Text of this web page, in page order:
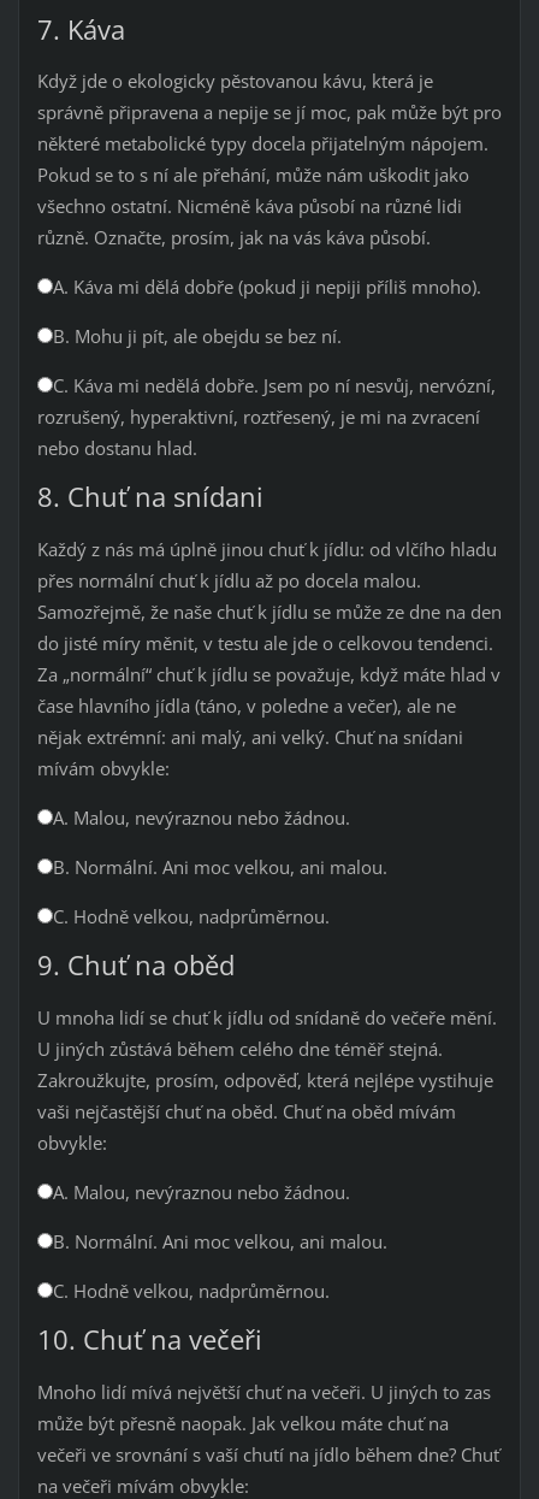
7. Káva
Když jde o ekologicky pěstovanou kávu, která je
správně připravena a nepije se jí moc, pak může být pro
některé metabolické typy docela přijatelným nápojem.
Pokud se to s ní ale přehání, může nám uškodit jako
všechno ostatní. Nicméně káva působí na různé lidi
různě. Označte, prosím, jak na vás káva působí.
A. Káva mi dělá dobře (pokud ji nepiji příliš mnoho).
B. Mohu ji pít, ale obejdu se bez ní.
C. Káva mi nedělá dobře. Jsem po ní nesvůj, nervózní,
rozrušený, hyperaktivní, roztřesený, je mi na zvracení
nebo dostanu hlad.
8. Chuť na snídani
Každý z nás má úplně jinou chuť k jídlu: od vlčího hladu
přes normální chuť k jídlu až po docela malou.
Samozřejmě, že naše chuť k jídlu se může ze dne na den
do jisté míry měnit, v testu ale jde o celkovou tendenci.
Za „normální“ chuť k jídlu se považuje, když máte hlad v
čase hlavního jídla (táno, v poledne a večer), ale ne
nějak extrémní: ani malý, ani velký. Chuť na snídani
mívám obvykle:
A. Malou, nevýraznou nebo žádnou.
B. Normální. Ani moc velkou, ani malou.
C. Hodně velkou, nadprůměrnou.
9. Chuť na oběd
U mnoha lidí se chuť k jídlu od snídaně do večeře mění.
U jiných zůstává během celého dne téměř stejná.
Zakroužkujte, prosím, odpověď, která nejlépe vystihuje
vaši nejčastější chuť na oběd. Chuť na oběd mívám
obvykle:
A. Malou, nevýraznou nebo žádnou.
B. Normální. Ani moc velkou, ani malou.
C. Hodně velkou, nadprůměrnou.
10. Chuť na večeři
Mnoho lidí mívá největší chuť na večeři. U jiných to zas
může být přesně naopak. Jak velkou máte chuť na
večeři ve srovnání s vaší chutí na jídlo během dne? Chuť
na večeři mívám obvykle: